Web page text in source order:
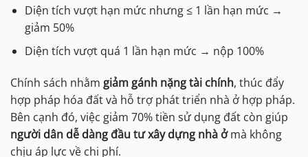
Diện tích vượt hạn mức nhưng ≤ 1 lần hạn mức →
giảm 50%
Diện tích vượt quá 1 lần hạn mức → nộp 100%
Chính sách nhằm giảm gánh nặng tài chính, thúc đẩy
hợp pháp hóa đất và hỗ trợ phát triển nhà ở hợp pháp.
Bên cạnh đó, việc giảm 70% tiền sử dụng đất còn giúp
người dân dễ dàng đầu tư xây dựng nhà ởmà không
chịu áp lực về chi phí.